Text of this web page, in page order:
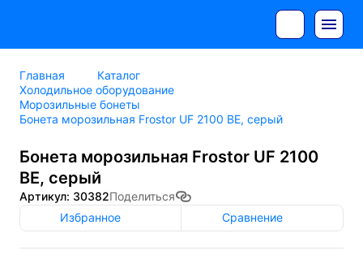
Главная
Каталог
Холодильное оборудование
Морозильные бонеты
Бонета морозильная Frostor UF 2100 ВЕ, серый
Бонета морозильная Frostor UF 2100
ВЕ, серый
Артикул: 30382Поделиться
Избранное
Сравнение